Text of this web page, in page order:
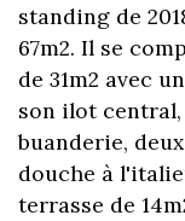
standing de
67m2. Il se
de 31m2 avec
son ilot
buanderie,
douche à
terrasse de